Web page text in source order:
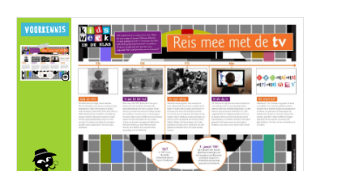
Heb je vragen
als je naar de
tekst kijkt?
Schrijf je vragen
op een post-it
(één vraag per
blaadje) en plak ze
op de
vragenmuur.